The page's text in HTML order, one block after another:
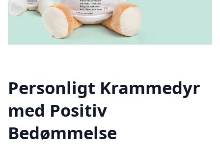
Personligt Krammedyr
med Positiv
Bedømmelse